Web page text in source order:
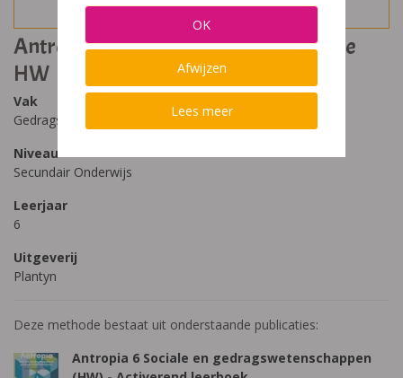
Antropia 6 - Sociologie en psychologie
HW
Vak
Gedragswetenschappen, Sociale wetenschappen
Niveau
Secundair Onderwijs
Leerjaar
6
Uitgeverij
Plantyn
Deze methode bestaat uit onderstaande publicaties:
Antropia 6 Sociale en gedragswetenschappen
OK
Afwijzen
Lees meer